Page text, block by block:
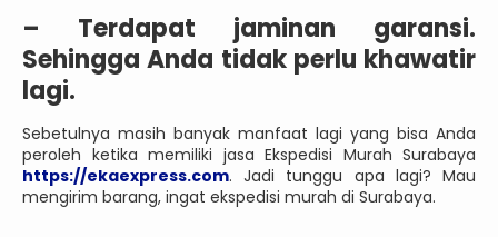
– Terdapat jaminan garansi.
Sehingga Anda tidak perlu khawatir
lagi.
Sebetulnya masih banyak manfaat lagi yang bisa Anda
peroleh ketika memiliki jasa Ekspedisi Murah Surabaya
https://ekaexpress.com. Jadi tunggu apa lagi? Mau
mengirim barang, ingat ekspedisi murah di Surabaya.